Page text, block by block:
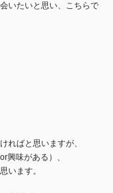
いたいと思い、こちらで
ればと思いますが、
興味がある）、
います。